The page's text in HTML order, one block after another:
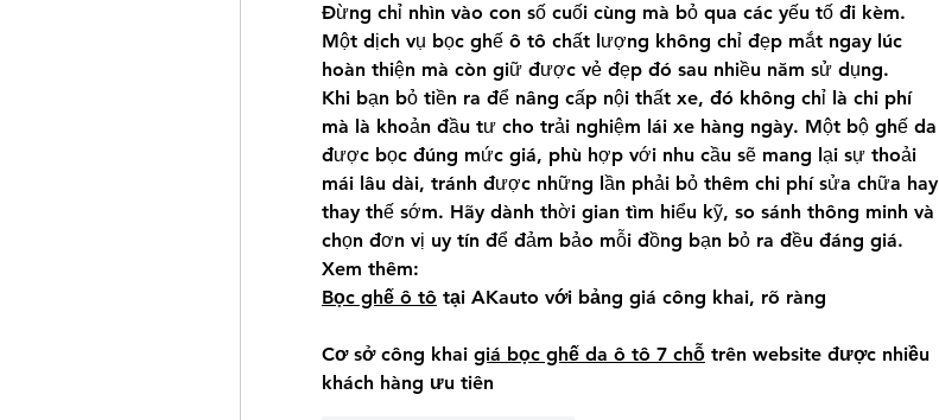
Đừng chỉ nhìn vào con số cuối cùng mà bỏ qua các yếu tố đi kèm.
Một dịch vụ bọc ghế ô tô chất lượng không chỉ đẹp mắt ngay lúc
hoàn thiện mà còn giữ được vẻ đẹp đó sau nhiều năm sử dụng.
Khi bạn bỏ tiền ra để nâng cấp nội thất xe, đó không chỉ là chi phí
mà là khoản đầu tư cho trải nghiệm lái xe hàng ngày. Một bộ ghế da
được bọc đúng mức giá, phù hợp với nhu cầu sẽ mang lại sự thoải
mái lâu dài, tránh được những lần phải bỏ thêm chi phí sửa chữa hay
thay thế sớm. Hãy dành thời gian tìm hiểu kỹ, so sánh thông minh và
chọn đơn vị uy tín để đảm bảo mỗi đồng bạn bỏ ra đều đáng giá.
Xem thêm:
Bọc ghế ô tô tại AKauto với bảng giá công khai, rõ ràng
Cơ sở công khai giá bọc ghế da ô tô 7 chỗ trên website được nhiều
khách hàng ưu tiên